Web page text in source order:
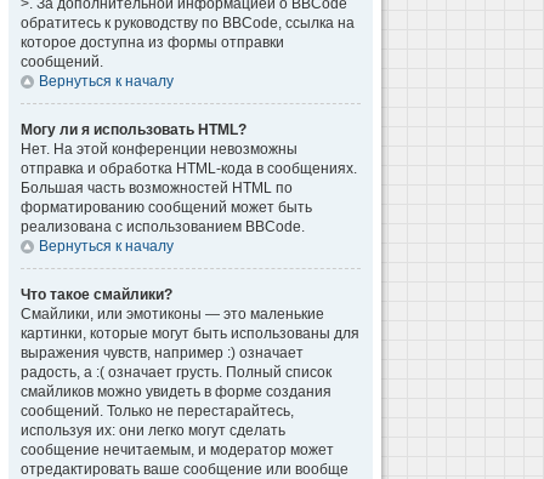
>. За дополнительной информацией о BBCode
обратитесь к руководству по BBCode, ссылка на
которое доступна из формы отправки
сообщений.
Вернуться к началу
Могу ли я использовать HTML?
Нет. На этой конференции невозможны
отправка и обработка HTML-кода в сообщениях.
Большая часть возможностей HTML по
форматированию сообщений может быть
реализована с использованием BBCode.
Вернуться к началу
Что такое смайлики?
Смайлики, или эмотиконы — это маленькие
картинки, которые могут быть использованы для
выражения чувств, например :) означает
радость, а :( означает грусть. Полный список
смайликов можно увидеть в форме создания
сообщений. Только не перестарайтесь,
используя их: они легко могут сделать
сообщение нечитаемым, и модератор может
отредактировать ваше сообщение или вообще